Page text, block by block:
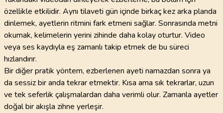
özellikle etkilidir. Aynı tilaveti gün içinde birkaç kez arka planda
dinlemek, ayetlerin ritmini fark etmeni sağlar. Sonrasında metni
okumak, kelimelerin yerini zihinde daha kolay oturtur. Video
veya ses kaydıyla eş zamanlı takip etmek de bu süreci
hızlandırır.
Bir diğer pratik yöntem, ezberlenen ayeti namazdan sonra ya
da sessiz bir anda tekrar etmektir. Kısa ama sık tekrarlar, uzun
ve tek seferlik çalışmalardan daha verimli olur. Zamanla ayetler
doğal bir akışla zihne yerleşir.